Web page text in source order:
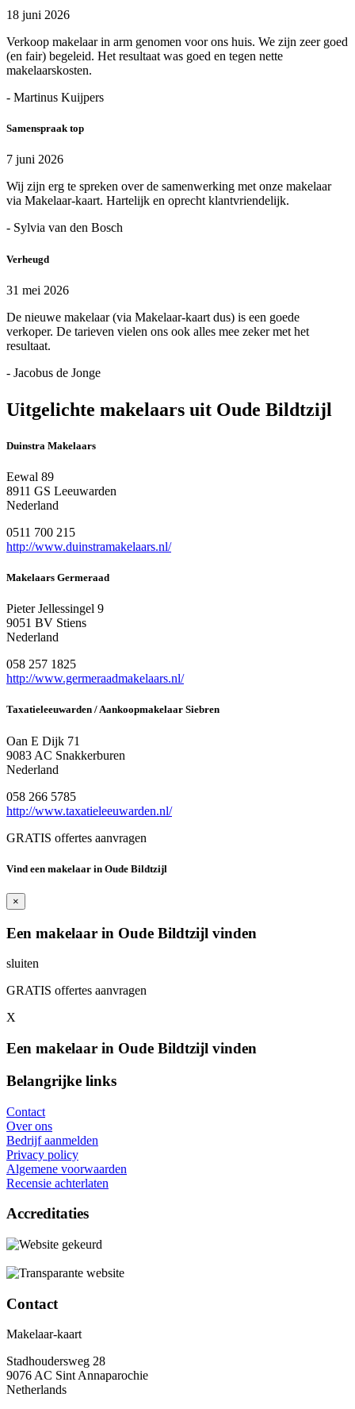
18 juni 2026
Verkoop makelaar in arm genomen voor ons huis. We zijn zeer goed
(en fair) begeleid. Het resultaat was goed en tegen nette
makelaarskosten.
- Martinus Kuijpers
Samenspraak top
7 juni 2026
Wij zijn erg te spreken over de samenwerking met onze makelaar
via Makelaar-kaart. Hartelijk en oprecht klantvriendelijk.
- Sylvia van den Bosch
Verheugd
31 mei 2026
De nieuwe makelaar (via Makelaar-kaart dus) is een goede
verkoper. De tarieven vielen ons ook alles mee zeker met het
resultaat.
- Jacobus de Jonge
Uitgelichte makelaars uit Oude Bildtzijl
Duinstra Makelaars
Eewal 89
8911 GS Leeuwarden
Nederland
0511 700 215
http://www.duinstramakelaars.nl/
Makelaars Germeraad
Pieter Jellessingel 9
9051 BV Stiens
Nederland
058 257 1825
http://www.germeraadmakelaars.nl/
Taxatieleeuwarden / Aankoopmakelaar Siebren
Oan E Dijk 71
9083 AC Snakkerburen
Nederland
058 266 5785
http://www.taxatieleeuwarden.nl/
GRATIS offertes aanvragen
Vind een makelaar in Oude Bildtzijl
×
Een makelaar in Oude Bildtzijl vinden
sluiten
GRATIS offertes aanvragen
X
Een makelaar in Oude Bildtzijl vinden
Belangrijke links
Contact
Over ons
Bedrijf aanmelden
Privacy policy
Algemene voorwaarden
Recensie achterlaten
Accreditaties
Contact
Makelaar-kaart
Stadhoudersweg 28
9076 AC Sint Annaparochie
Netherlands